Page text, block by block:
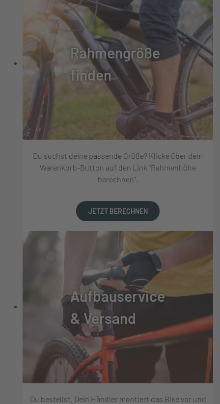
Rahmengröße
finden
Du suchst deine passende Größe? Klicke über dem
Warenkorb-Button auf den Link "Rahmenhöhe
berechnen".
JETZT BERECHNEN
Aufbauservice
& Versand
Du bestellst, Dein Händler montiert das Bike vor und